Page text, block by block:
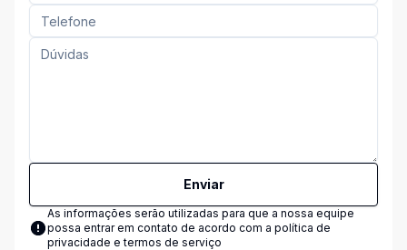
Enviar
As informações serão utilizadas para que a nossa equipe
possa entrar em contato de acordo com a política de
privacidade e termos de serviço